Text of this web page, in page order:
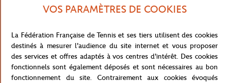
Drap de plage officiel joueur•se
Roland-Garros 2026 - Multicolor
T-shirt Chic femme Galeries
Lafayette x Roland-Garros - Blanc
NOUVEAU
VOS PARAMÈTRES DE COOKIES
La Fédération Française de Tennis et ses tiers utilisent des cookies
destinés à mesurer l'audience du site internet et vous proposer
des services et offres adaptés à vos centres d'intérêt. Des cookies
fonctionnels sont également déposés et sont nécessaires au bon
fonctionnement du site. Contrairement aux cookies évoqués